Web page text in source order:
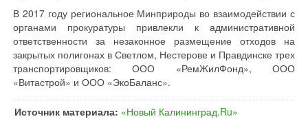
В 2017 году региональное Минприроды во взаимодействии с
органами прокуратуры привлекли к административной
ответственности за незаконное размещение отходов на
закрытых полигонах в Светлом, Нестерове и Правдинске трех
транспортировщиков: ООО «РемЖилФонд», ООО
«Витастрой» и ООО «ЭкоБаланс».
Источник материала: «Новый Калининград.Ru»